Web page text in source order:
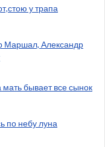
у трапа
Маршал, Александр
бывает все сынок
по небу луна